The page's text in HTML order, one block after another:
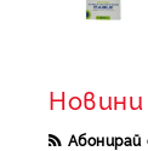
Новини
Абонирай